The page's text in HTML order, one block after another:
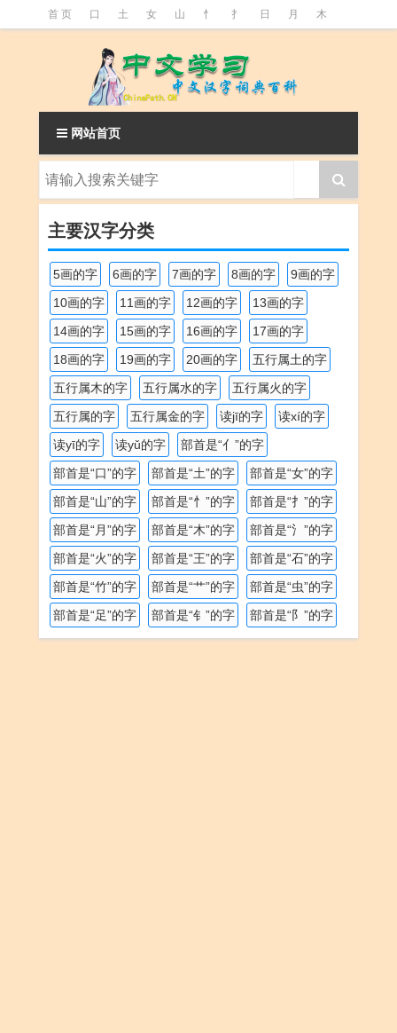
首 页 口 土 女 山 忄 扌 日 月 木
魚
网站首页
主要汉字分类
5画的字 6画的字 7画的字 8画的字
9画的字
10画的字
11画的字 12画的字
13画的字
14画的字
15画的字 16画的字
17画的字
18画的字
19画的字 20画的字
五行属土的字
五行属木的字
五行属水的字
五行属火的字
五行属的字
五行属金的字 读jī的字
读xí的字
读yī的字
读yǔ的字
部首是“亻”的字
部首是“口”的字
部首是“土”的字
部首是“女”的字
部首是“山”的字
部首是“忄”的字
部首是“扌”的字
部首是“月”的字
部首是“木”的字
部首是“氵”的字
部首是“火”的字
部首是“王”的字
部首是“石”的字
部首是“竹”的字
部首是“艹”的字
部首是“虫”的字
部首是“足”的字
部首是“钅”的字 部首是“阝”的字